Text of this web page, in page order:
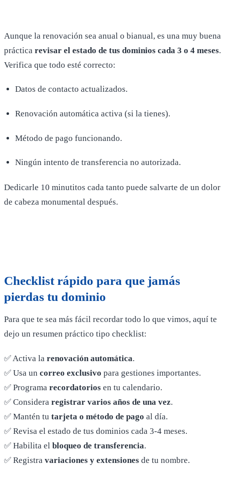
Aunque la renovación sea anual o bianual, es una muy buena
práctica revisar el estado de tus dominios cada 3 o 4 meses.
Verifica que todo esté correcto:
Datos de contacto actualizados.
Renovación automática activa (si la tienes).
Método de pago funcionando.
Ningún intento de transferencia no autorizada.
Dedicarle 10 minutitos cada tanto puede salvarte de un dolor
de cabeza monumental después.
Checklist rápido para que jamás
pierdas tu dominio
Para que te sea más fácil recordar todo lo que vimos, aquí te
dejo un resumen práctico tipo checklist:
✅ Activa la renovación automática.
✅ Usa un correo exclusivo para gestiones importantes.
✅ Programa recordatorios en tu calendario.
✅ Considera registrar varios años de una vez.
✅ Mantén tu tarjeta o método de pago al día.
✅ Revisa el estado de tus dominios cada 3-4 meses.
✅ Habilita el bloqueo de transferencia.
✅ Registra variaciones y extensiones de tu nombre.